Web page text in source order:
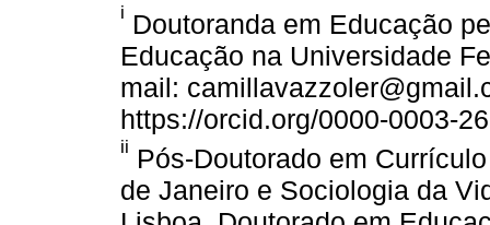
i Doutoranda em Educação
Educação na Universidade
mail:
https://orcid.org/0000-0003-
ii Pós-Doutorado em
de Janeiro e Sociologia da